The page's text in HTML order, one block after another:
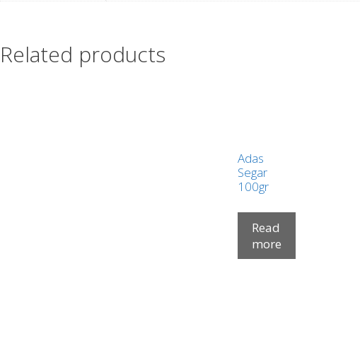
Related products
Adas
Segar
100gr
Read
more